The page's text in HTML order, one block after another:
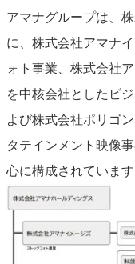
アマナグループは、
に、株式会社アマナ
ォト事業、株式会社
を中核会社としたビ
よび株式会社ポリゴ
タテインメント映像
心に構成されています